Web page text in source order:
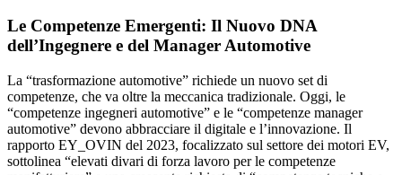
Le Competenze Emergenti: Il Nuovo DNA
dell’Ingegnere e del Manager Automotive
La “trasformazione automotive” richiede un nuovo set di
competenze, che va oltre la meccanica tradizionale. Oggi, le
“competenze ingegneri automotive” e le “competenze manager
automotive” devono abbracciare il digitale e l’innovazione. Il
rapporto EY_OVIN del 2023, focalizzato sul settore dei motori EV,
sottolinea “elevati divari di forza lavoro per le competenze